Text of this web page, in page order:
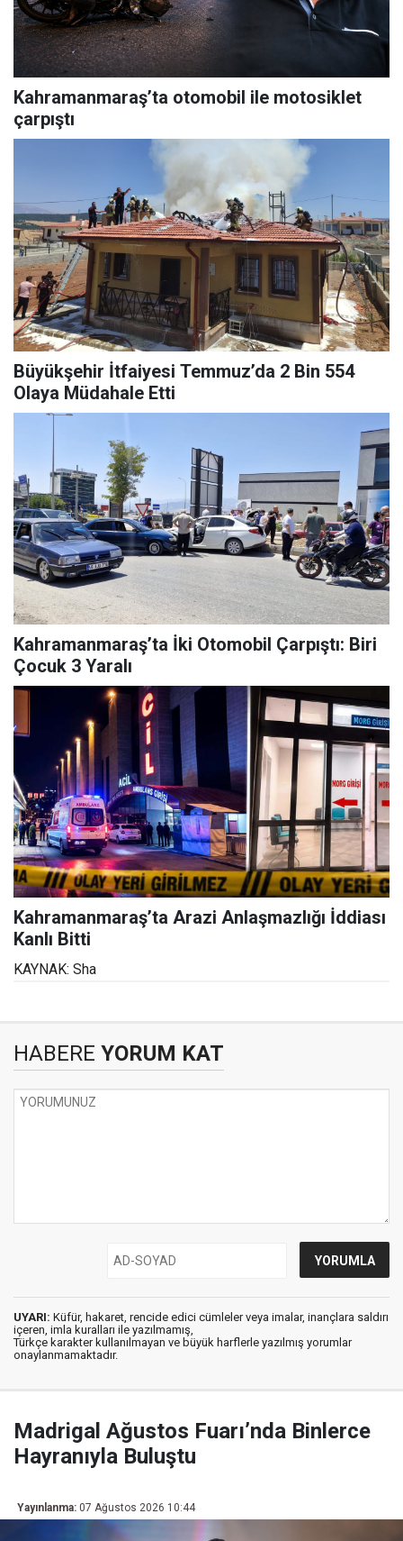
Kahramanmaraş’ta otomobil ile motosiklet
çarpıştı
Büyükşehir İtfaiyesi Temmuz’da 2 Bin 554
Olaya Müdahale Etti
Kahramanmaraş’ta İki Otomobil Çarpıştı: Biri
Çocuk 3 Yaralı
Kahramanmaraş’ta Arazi Anlaşmazlığı İddiası
Kanlı Bitti
KAYNAK: Sha
HABERE YORUM KAT
UYARI: Küfür, hakaret, rencide edici cümleler veya imalar, inançlara saldırı
içeren, imla kuralları ile yazılmamış,
Türkçe karakter kullanılmayan ve büyük harflerle yazılmış yorumlar
onaylanmamaktadır.
Madrigal Ağustos Fuarı’nda Binlerce
Hayranıyla Buluştu
Yayınlanma: 07 Ağustos 2026 10:44